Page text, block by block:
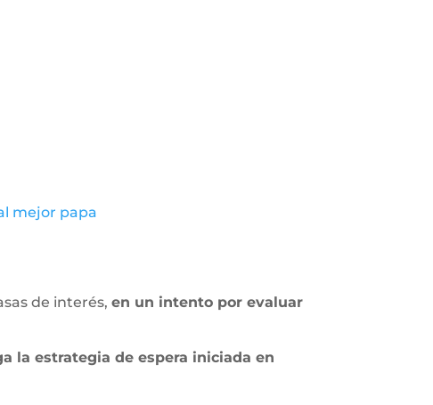
mejor papa
de interés,en un intento por evaluar
la estrategia de espera iniciada en